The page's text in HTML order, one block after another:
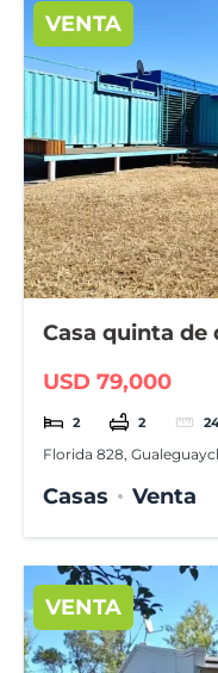
VENTA
Casa quinta de
USD 79,000
2 2
Florida 828,
Casas Venta
VENTA